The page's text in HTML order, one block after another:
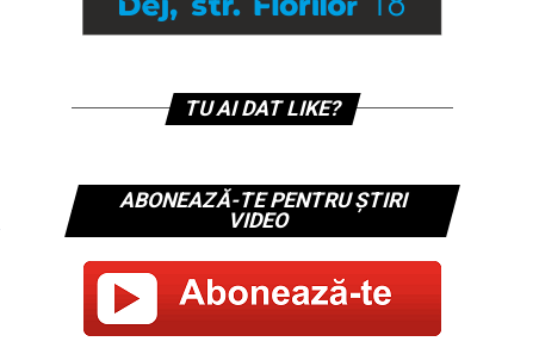
TU AI DAT LIKE?
ABONEAZĂ-TE PENTRU ȘTIRI
VIDEO